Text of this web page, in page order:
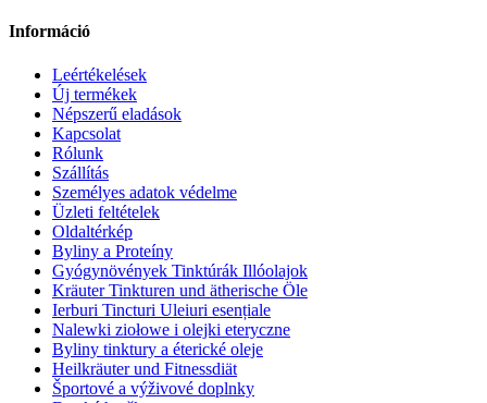
Információ
Leértékelések
Új termékek
Népszerű eladások
Kapcsolat
Rólunk
Szállítás
Személyes adatok védelme
Üzleti feltételek
Oldaltérkép
Byliny a Proteíny
Gyógynövények Tinktúrák Illóolajok
Kräuter Tinkturen und ätherische Öle
Ierburi Tincturi Uleiuri esențiale
Nalewki ziołowe i olejki eteryczne
Byliny tinktury a éterické oleje
Heilkräuter und Fitnessdiät
Športové a výživové doplnky